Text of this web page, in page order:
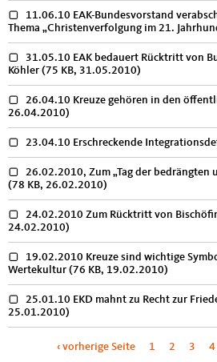
11.06.10 EAK-Bundesvorstand
Thema „Christenverfolgung im 21.
31.05.10 EAK bedauert Rücktritt von
Köhler (75 KB, 31.05.2010)
26.04.10 Kreuze gehören in den
26.04.2010)
23.04.10 Erschreckende
26.02.2010, Zum „Tag der bedrängten
(78 KB, 26.02.2010)
24.02.2010 Zum Rücktritt von
24.02.2010)
19.02.2010 Kreuze sind wichtige
Wertekultur (76 KB, 19.02.2010)
25.01.10 EKD mahnt zu Recht zur
25.01.2010)
‹ vorherige Seite 1 2 3 4